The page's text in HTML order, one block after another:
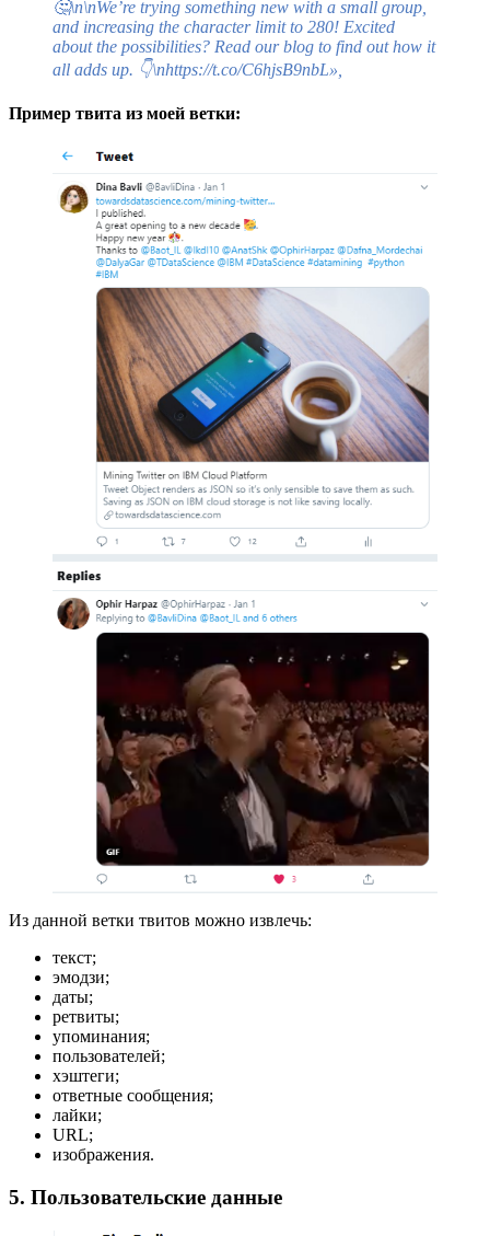
🤔\n\nWe’re trying something new with a small group,
and increasing the character limit to 280! Excited
about the possibilities? Read our blog to find out how it
all adds up. 👇\nhttps://t.co/C6hjsB9nbL»,
Пример твита из моей ветки:
Из данной ветки твитов можно извлечь:
текст;
эмодзи;
даты;
ретвиты;
упоминания;
пользователей;
хэштеги;
ответные сообщения;
лайки;
URL;
изображения.
5. Пользовательские данные